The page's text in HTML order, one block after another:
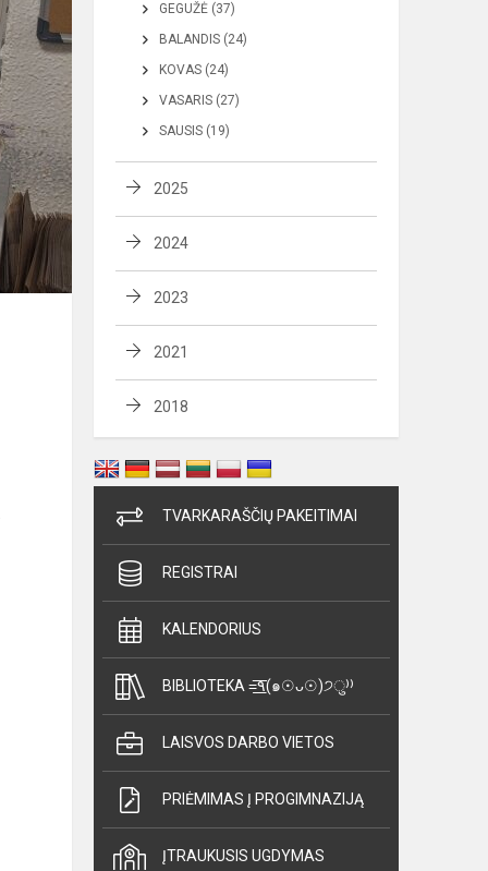
GEGUŽĖ (37)
BALANDIS (24)
KOVAS (24)
VASARIS (27)
SAUSIS (19)
2025
2024
2023
2021
2018
TVARKARAŠČIŲ PAKEITIMAI
REGISTRAI
KALENDORIUS
BIBLIOTEKA =͟͟͞͞٩(๑☉ᴗ☉)੭ु⁾⁾
LAISVOS DARBO VIETOS
PRIĖMIMAS Į PROGIMNAZIJĄ
ĮTRAUKUSIS UGDYMAS